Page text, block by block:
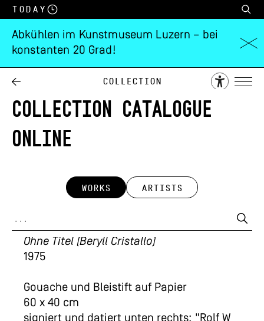
Today
Abkühlen im Kunstmuseum Luzern – bei
konstanten 20 Grad!
Collection
COLLECTION CATALOGUE
ONLINE
WORKS ARTISTS
Ohne Titel (Beryll Cristallo)
1975
Gouache und Bleistift auf Papier
60 x 40 cm
signiert und datiert unten rechts: "Rolf W